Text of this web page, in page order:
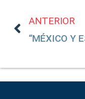
ANTERIOR